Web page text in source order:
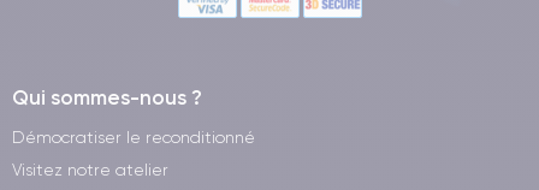
Qui sommes-nous ?
Démocratiser le reconditionné
Visitez notre atelier